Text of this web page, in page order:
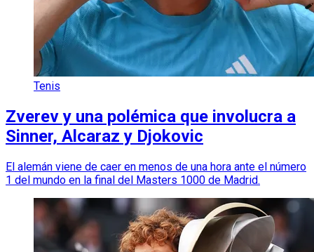
Tenis
Zverev y una polémica que involucra a
Sinner, Alcaraz y Djokovic
El alemán viene de caer en menos de una hora ante el número
1 del mundo en la final del Masters 1000 de Madrid.